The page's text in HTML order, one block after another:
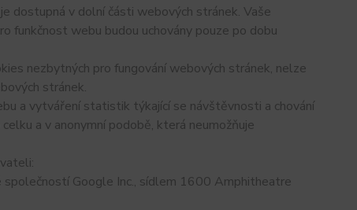
dostupná v dolní části webových stránek. Vaše
funkčnost webu budou uchovány pouze po dobu
nezbytných pro fungování webových stránek, nelze
stránek.
a vytváření statistik týkající se návštěvnosti a chování
a v anonymní podobě, která neumožňuje
Google Inc., sídlem 1600 Amphitheatre